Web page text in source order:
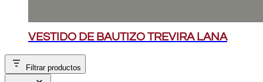
VESTIDO DE BAUTIZO TREVIRA LANA
Filtrar productos